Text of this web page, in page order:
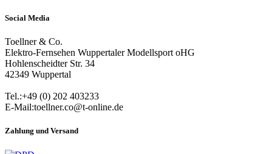
Social Media
Toellner & Co.
Elektro-Fernsehen Wuppertaler Modellsport oHG
Hohlenscheidter Str. 34
42349 Wuppertal
Tel.:+49 (0) 202 403233
E-Mail:toellner.co@t-online.de
Zahlung und Versand